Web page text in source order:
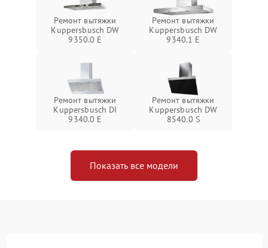
Ремонт вытяжки
Kuppersbusch DW
9350.0 E
Ремонт вытяжки
Kuppersbusch DW
9340.1 E
Ремонт вытяжки
Kuppersbusch DI
9340.0 E
Ремонт вытяжки
Kuppersbusch DW
8540.0 S
Показать все модели